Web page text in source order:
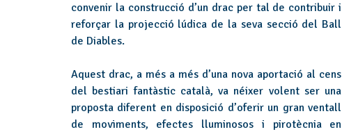
convenir la construcció d’un drac per tal de contribuir i
reforçar la projecció lúdica de la seva secció del Ball
de Diables.
Aquest drac, a més a més d’una nova aportació al cens
del bestiari fantàstic català, va néixer volent ser una
proposta diferent en disposició d’oferir un gran ventall
de moviments, efectes lluminosos i pirotècnia en